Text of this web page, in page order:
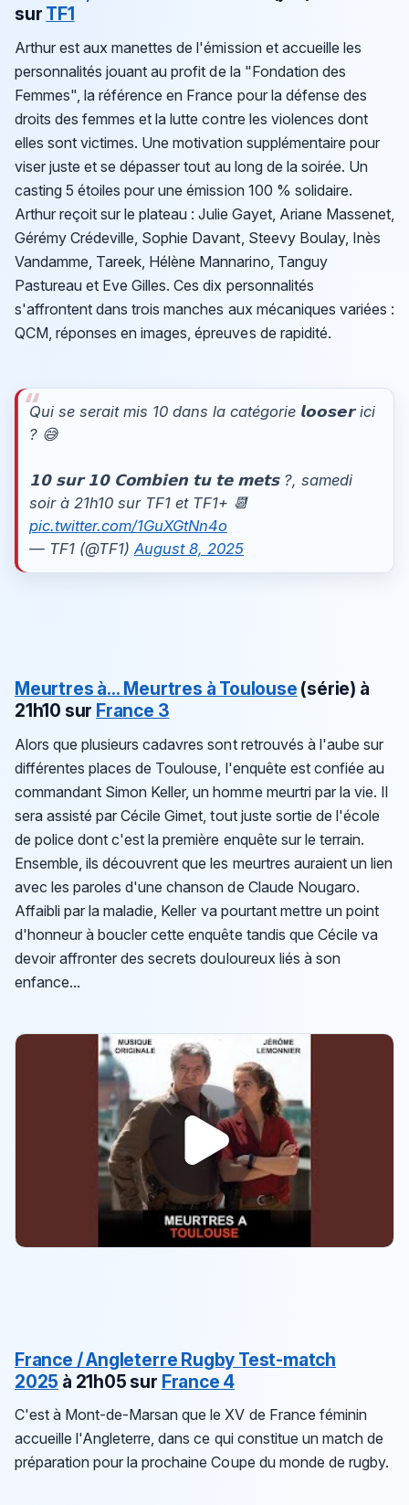
sur TF1
Arthur est aux manettes de l'émission et accueille les
personnalités jouant au profit de la "Fondation des
Femmes", la référence en France pour la défense des
droits des femmes et la lutte contre les violences dont
elles sont victimes. Une motivation supplémentaire pour
viser juste et se dépasser tout au long de la soirée. Un
casting 5 étoiles pour une émission 100 % solidaire.
Arthur reçoit sur le plateau : Julie Gayet, Ariane Massenet,
Gérémy Crédeville, Sophie Davant, Steevy Boulay, Inès
Vandamme, Tareek, Hélène Mannarino, Tanguy
Pastureau et Eve Gilles. Ces dix personnalités
s'affrontent dans trois manches aux mécaniques variées :
QCM, réponses en images, épreuves de rapidité.
Qui se serait mis 10 dans la catégorie 𝙡𝙤𝙤𝙨𝙚𝙧 ici
? 😅
𝟭𝟬 𝘀𝘂𝗿 𝟭𝟬 𝗖𝗼𝗺𝗯𝗶𝗲𝗻 𝘁𝘂 𝘁𝗲 𝗺𝗲𝘁𝘀 ?, samedi
soir à 21h10 sur TF1 et TF1+ 📆
pic.twitter.com/1GuXGtNn4o
— TF1 (@TF1)August 8, 2025
Meurtres à... Meurtres à Toulouse (série) à
21h10 sur France 3
Alors que plusieurs cadavres sont retrouvés à l'aube sur
différentes places de Toulouse, l'enquête est confiée au
commandant Simon Keller, un homme meurtri par la vie. Il
sera assisté par Cécile Gimet, tout juste sortie de l'école
de police dont c'est la première enquête sur le terrain.
Ensemble, ils découvrent que les meurtres auraient un lien
avec les paroles d'une chanson de Claude Nougaro.
Affaibli par la maladie, Keller va pourtant mettre un point
d'honneur à boucler cette enquête tandis que Cécile va
devoir affronter des secrets douloureux liés à son
enfance...
France / Angleterre Rugby Test-match
2025 à 21h05 sur France 4
C'est à Mont-de-Marsan que le XV de France féminin
accueille l'Angleterre, dans ce qui constitue un match de
préparation pour la prochaine Coupe du monde de rugby.